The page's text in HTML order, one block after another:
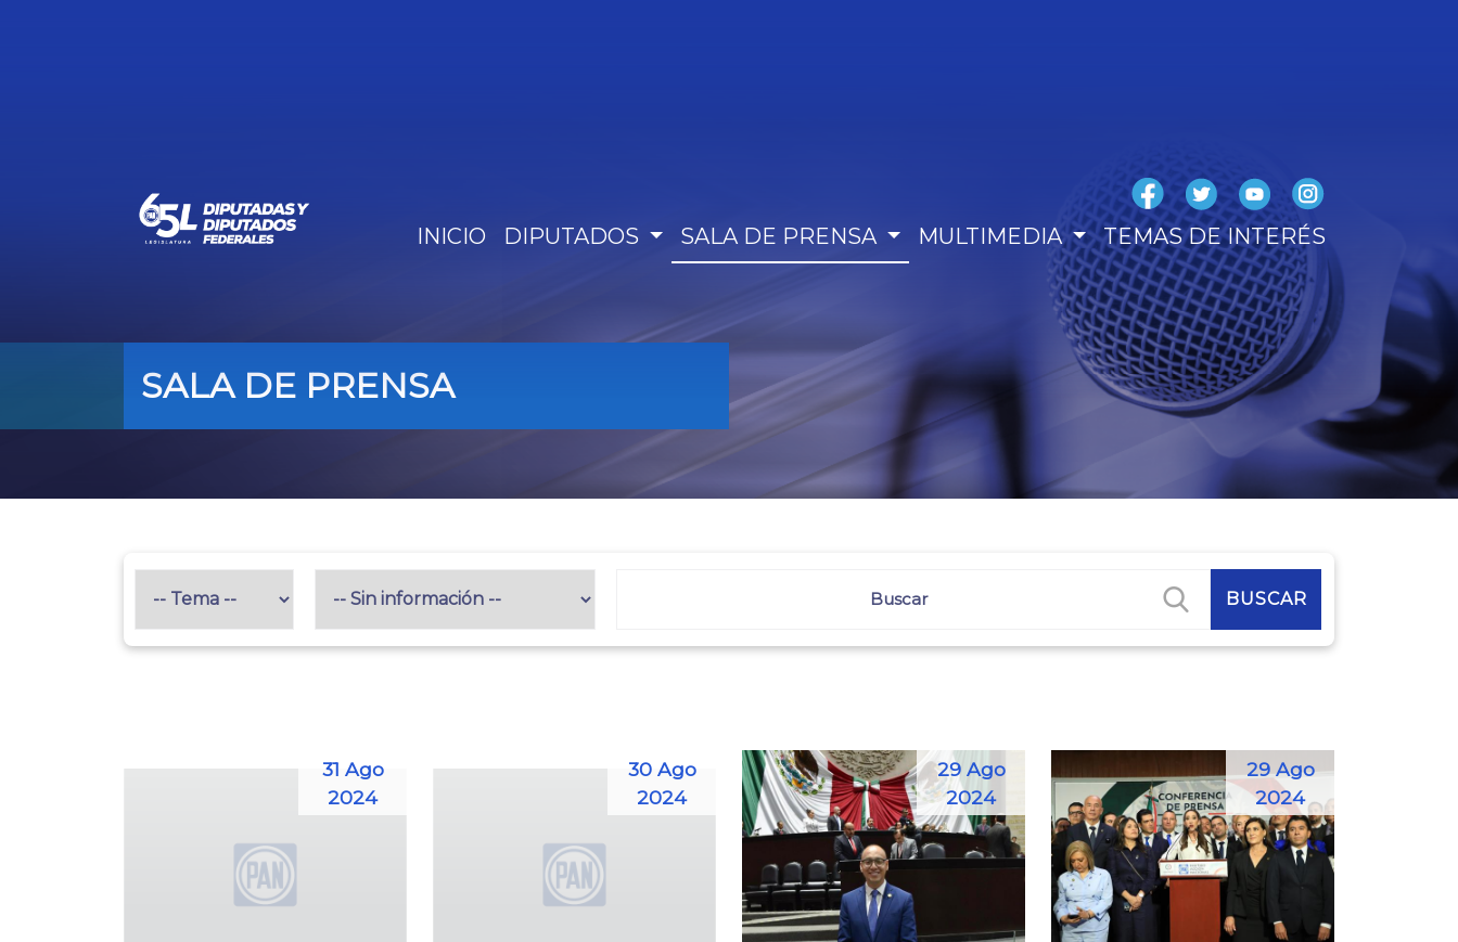
INICIO DIPUTADOS SALA DE PRENSA MULTIMEDIA TEMAS DE INTERÉS
SALA DE PRENSA
31 Ago
2024
30 Ago
2024
29 Ago
2024
29 Ago
2024